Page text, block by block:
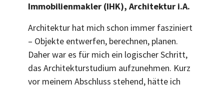
Immobilienmakler (IHK), Architektur i.A.
Architektur hat mich schon immer fasziniert
– Objekte entwerfen, berechnen, planen.
Daher war es für mich ein logischer Schritt,
das Architekturstudium aufzunehmen. Kurz
vor meinem Abschluss stehend, hätte ich